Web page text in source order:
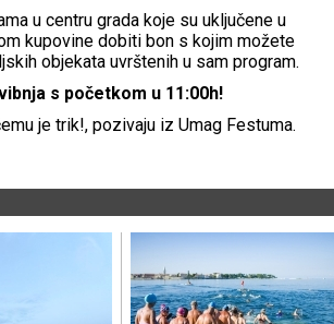
u centru grada koje su uključene u
kupovine dobiti bon s kojim možete
objekata uvrštenih u sam program.
s početkom u 11:00h!
je trik!, pozivaju iz Umag Festuma.